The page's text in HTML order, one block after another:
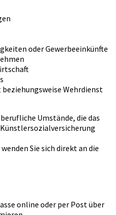
oder Gewerbeeinkünfte
Wehrdienst
Umstände, die das
Sie sich direkt an die
online oder per Post über